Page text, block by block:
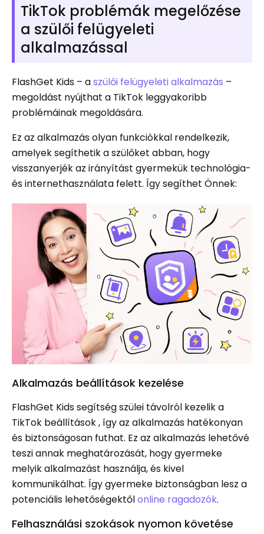
TikTok problémák megelőzése
a szülői felügyeleti
alkalmazással
FlashGet Kids – aszülői felügyeleti alkalmazás –
megoldást nyújthat a TikTok leggyakoribb
problémáinak megoldására.
Ez az alkalmazás olyan funkciókkal rendelkezik,
amelyek segíthetik a szülőket abban, hogy
visszanyerjék az irányítást gyermekük technológia-
és internethasználata felett. Így segíthet Önnek:
Alkalmazás beállítások kezelése
FlashGet Kids segítség szülei távolról kezelik a
TikTok beállítások , így az alkalmazás hatékonyan
és biztonságosan futhat. Ez az alkalmazás lehetővé
teszi annak meghatározását, hogy gyermeke
melyik alkalmazást használja, és kivel
kommunikálhat. Így gyermeke biztonságban lesz a
potenciális lehetőségektőlonline ragadozók.
Felhasználási szokások nyomon követése